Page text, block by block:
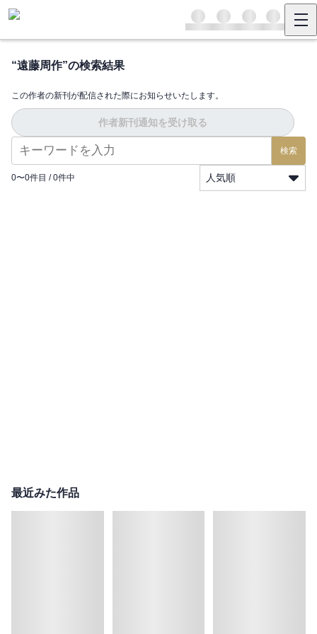
“遠藤周作”の検索結果
この作者の新刊が配信された際にお知らせいたします。
作者新刊通知を受け取る
検索
0〜0件目 / 0件中 人気順
最近みた作品